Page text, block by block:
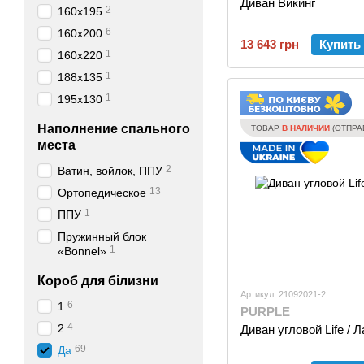
Диван Викинг
13 643 грн Купить
ТОВАР В НАЛИЧИИ
Артикул: 21092021-2
PURPLE
Диван угловой Life /
160х195 2
160х200 6
160х220 1
188х135 1
195х130 1
Наполнение спального
места
Ватин, войлок, ППУ 2
Ортопедическое 13
ППУ 1
Пружинный блок
«Bonnel» 1
Короб для білизни
1 6
2 4
Да 69